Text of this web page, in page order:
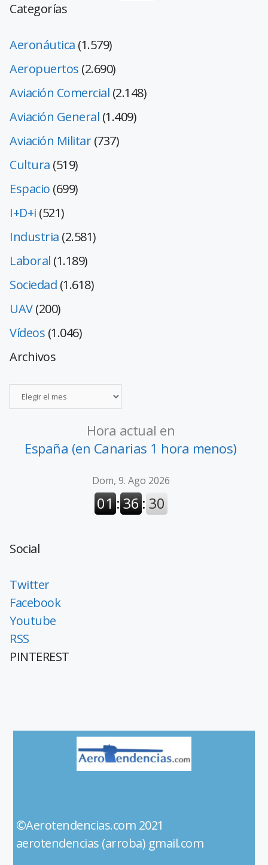
Categorías
Aeronáutica (1.579)
Aeropuertos (2.690)
Aviación Comercial (2.148)
Aviación General (1.409)
Aviación Militar(737)
Cultura (519)
Espacio (699)
I+D+i (521)
Industria (2.581)
Laboral (1.189)
Sociedad (1.618)
UAV(200)
Vídeos (1.046)
Archivos
Hora actual en
España (en Canarias 1 hora menos)
Social
Twitter
Facebook
Youtube
RSS
PINTEREST
©Aerotendencias.com 2021
aerotendencias (arroba) gmail.com